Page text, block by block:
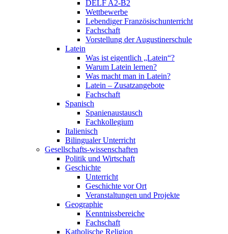
DELF A2-B2
Wettbewerbe
Lebendiger Französischunterricht
Fachschaft
Vorstellung der Augustinerschule
Latein
Was ist eigentlich „Latein“?
Warum Latein lernen?
Was macht man in Latein?
Latein – Zusatzangebote
Fachschaft
Spanisch
Spanienaustausch
Fachkollegium
Italienisch
Bilingualer Unterricht
Gesellschafts-wissenschaften
Politik und Wirtschaft
Geschichte
Unterricht
Geschichte vor Ort
Veranstaltungen und Projekte
Geographie
Kenntnissbereiche
Fachschaft
Katholische Religion